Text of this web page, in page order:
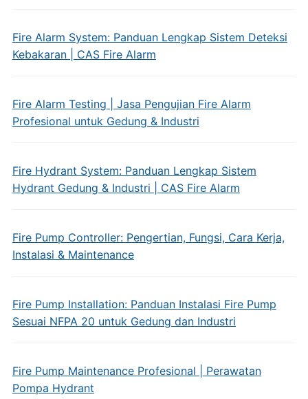
Fire Alarm System: Panduan Lengkap Sistem Deteksi
Kebakaran | CAS Fire Alarm
Fire Alarm Testing | Jasa Pengujian Fire Alarm
Profesional untuk Gedung & Industri
Fire Hydrant System: Panduan Lengkap Sistem
Hydrant Gedung & Industri | CAS Fire Alarm
Fire Pump Controller: Pengertian, Fungsi, Cara Kerja,
Instalasi & Maintenance
Fire Pump Installation: Panduan Instalasi Fire Pump
Sesuai NFPA 20 untuk Gedung dan Industri
Fire Pump Maintenance Profesional | Perawatan
Pompa Hydrant